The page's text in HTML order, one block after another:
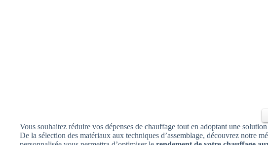
Vous souhaitez réduire vos dépenses de chauffage tout en adoptant une
De la sélection des matériaux aux techniques d’assemblage, découvrez notre